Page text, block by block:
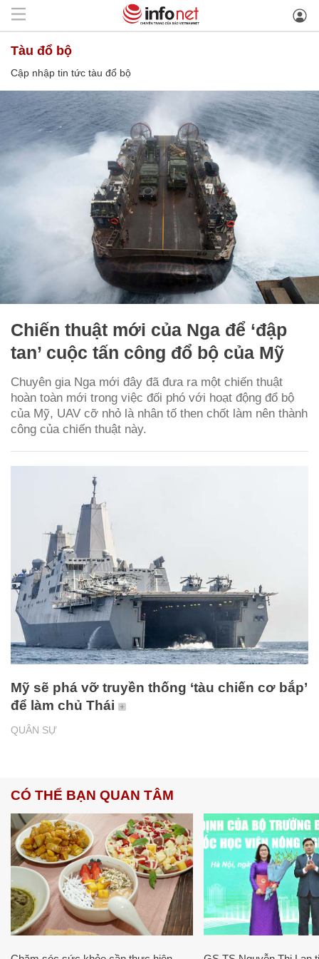
tàu đổ bộ
Cập nhập tin tức tàu đổ bộ
Chiến thuật mới của Nga để ‘đập
tan’ cuộc tấn công đổ bộ của Mỹ
Chuyên gia Nga mới đây đã đưa ra một chiến thuật
hoàn toàn mới trong việc đối phó với hoạt động đổ bộ
của Mỹ, UAV cỡ nhỏ là nhân tố then chốt làm nên thành
công của chiến thuật này.
QUÂN SỰ
Mỹ sẽ phá vỡ truyền thống ‘tàu chiến cơ bắp’
để làm chủ Thái
CÓ THỂ BẠN QUAN TÂM